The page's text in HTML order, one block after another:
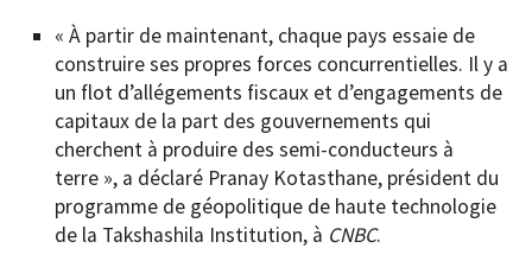
« À partir de maintenant, chaque pays essaie de
construire ses propres forces concurrentielles. Il y a
un flot d’allégements fiscaux et d’engagements de
capitaux de la part des gouvernements qui
cherchent à produire des semi-conducteurs à
terre », a déclaré Pranay Kotasthane, président du
programme de géopolitique de haute technologie
de la Takshashila Institution, à CNBC.